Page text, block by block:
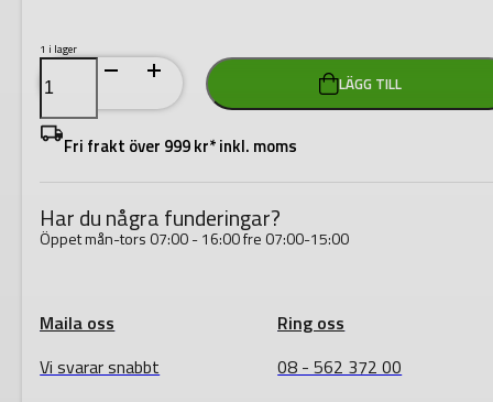
1 i lager
Milwaukee
Inspektionskamera
M12
SIC26-
0
mängd
LÄGG TILL
Fri frakt över 999 kr* inkl. moms
Har du några funderingar?
Öppet mån-tors 07:00 - 16:00 fre 07:00-15:00
Maila oss
Vi svarar snabbt
Ring oss
08 - 562 372 00